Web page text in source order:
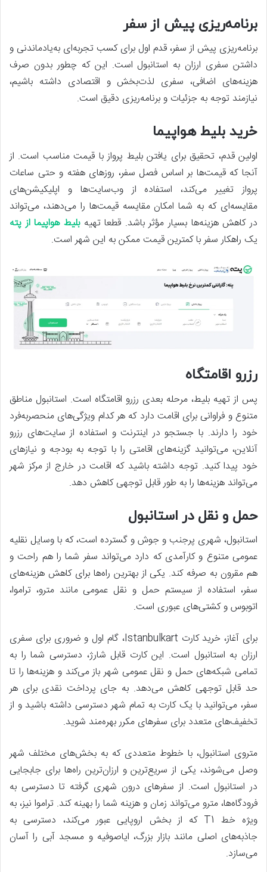
برنامه‌ریزی پیش از سفر
برنامه‌ریزی پیش از سفر، قدم اول برای کسب تجربه‌ای به‌یادماندنی و
داشتن سفری ارزان به استانبول است. این که چطور بدون صرف
هزینه‌های اضافی، سفری لذت‌بخش و اقتصادی داشته باشیم،
نیازمند توجه به جزئیات و برنامه‌ریزی دقیق است.
خرید بلیط هواپیما
اولین قدم، تحقیق برای یافتن بلیط پرواز با قیمت مناسب است. از
آنجا که قیمت‌ها بر اساس فصل سفر، روزهای هفته و حتی ساعات
پرواز تغییر می‌کند، استفاده از وب‌سایت‌ها و اپلیکیشن‌های
مقایسه‌ای که به شما امکان مقایسه قیمت‌ها را می‌دهند، می‌تواند
در کاهش هزینه‌ها بسیار مؤثر باشد. قطعا تهیهبلیط هواپیما از پته
یک راهکار سفر با کمترین قیمت ممکن به این شهر است.
رزرو اقامتگاه
پس از تهیه بلیط، مرحله بعدی رزرو اقامتگاه است. استانبول مناطق
متنوع و فراوانی برای اقامت دارد که هر کدام ویژگی‌های منحصربه‌فرد
خود را دارند. با جستجو در اینترنت و استفاده از سایت‌های رزرو
آنلاین، می‌توانید گزینه‌های اقامتی را با توجه به بودجه و نیازهای
خود پیدا کنید. توجه داشته باشید که اقامت در خارج از مرکز شهر
می‌تواند هزینه‌ها را به طور قابل توجهی کاهش دهد.
حمل و نقل در استانبول
استانبول، شهری پرجنب و جوش و گسترده است، که با وسایل نقلیه
عمومی متنوع و کارآمدی که دارد می‌تواند سفر شما را هم راحت و
هم مقرون به صرفه کند. یکی از بهترین راه‌ها برای کاهش هزینه‌های
سفر، استفاده از سیستم حمل و نقل عمومی مانند مترو، تراموا،
اتوبوس و کشتی‌های عبوری است.
برای آغاز، خرید کارت Istanbulkart، گام اول و ضروری برای سفری
ارزان به استانبول است. این کارت قابل شارژ، دسترسی شما را به
تمامی شبکه‌های حمل و نقل عمومی شهر باز می‌کند و هزینه‌ها را تا
حد قابل توجهی کاهش می‌دهد. به جای پرداخت نقدی برای هر
سفر، می‌توانید با یک کارت به تمام شهر دسترسی داشته باشید و از
تخفیف‌های متعدد برای سفرهای مکرر بهره‌مند شوید.
متروی استانبول، با خطوط متعددی که به بخش‌های مختلف شهر
وصل می‌شوند، یکی از سریع‌ترین و ارزان‌ترین راه‌ها برای جابجایی
در استانبول است. از سفرهای درون شهری گرفته تا دسترسی به
فرودگاه‌ها، مترو می‌تواند زمان و هزینه شما را بهینه کند. تراموا نیز، به
ویژه خط T1 که از بخش اروپایی عبور می‌کند، دسترسی به
جاذبه‌های اصلی مانند بازار بزرگ، ایاصوفیه و مسجد آبی را آسان
می‌سازد.